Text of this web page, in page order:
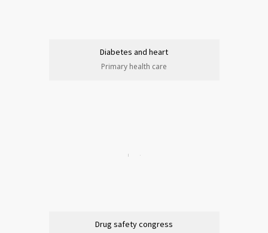
Diabetes and heart
Primary health care
Drug safety congress